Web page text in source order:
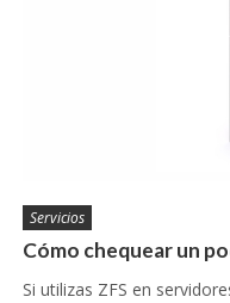
Servicios
Cómo chequear un
Si utilizas ZFS en